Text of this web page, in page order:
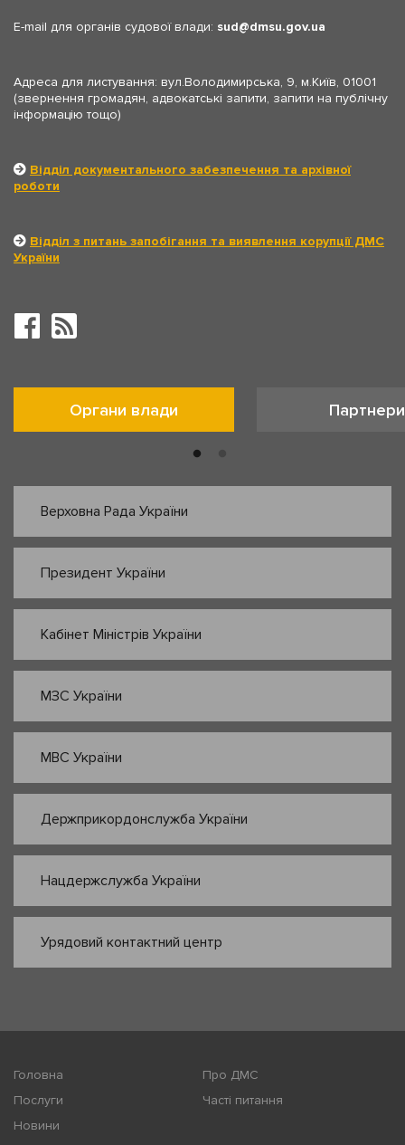
E-mail для органів судової влади: sud dmsu.gov.ua
Адреса для листування: вул.Володимирська, 9, м.Київ, 01001
(звернення громадян, адвокатські запити, запити на публічну
інформацію тощо)
Відділ документального забезпечення та архівної
роботи
Відділ з питань запобігання та виявлення корупції ДМС
України
Органи влади Партнери
Верховна Рада України
Президент України
Кабінет Міністрів України
МЗС України
МВС України
Держприкордонслужба України
Нацдержслужба України
Урядовий контактний центр
Головна
Про ДМС
Послуги
Часті питання
Новини